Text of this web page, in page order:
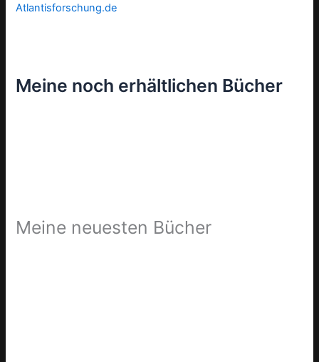
Atlantisforschung.de
Meine noch erhältlichen Bücher
Meine neuesten Bücher